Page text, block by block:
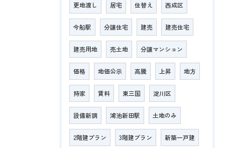
更地渡し 居宅 住替え 西成区
今船駅 分譲住宅 建売 建売住宅
建売用地 売土地 分譲マンション
価格 地価公示 高騰 上昇 地方
持家 賃料 東三国 淀川区
設備新調 鴻池新田駅 土地のみ
2階建プラン 3階建プラン 新築一戸建